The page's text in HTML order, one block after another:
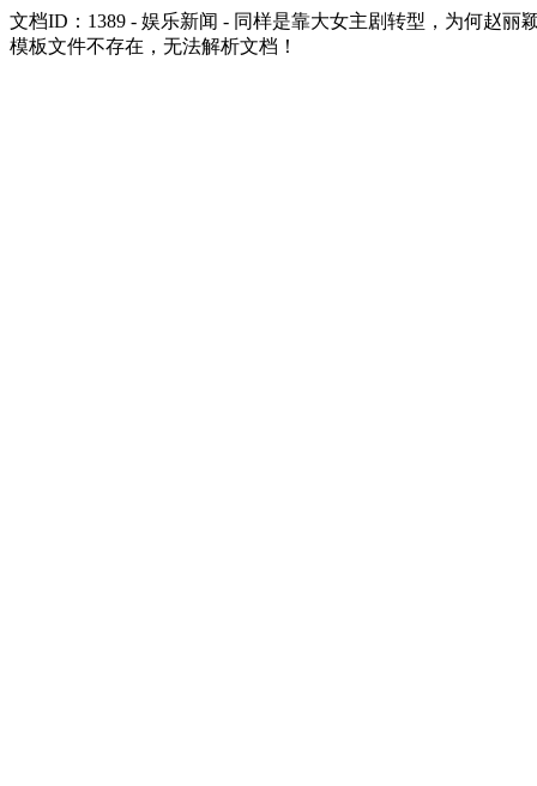
文档ID：1389 - 娱乐新闻 - 同样是靠大女主剧转型，为何赵丽
模板文件不存在，无法解析文档！